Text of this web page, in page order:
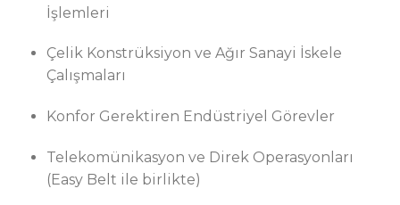
İşlemleri
Çelik Konstrüksiyon ve Ağır Sanayi İskele
Çalışmaları
Konfor Gerektiren Endüstriyel Görevler
Telekomünikasyon ve Direk Operasyonları
(Easy Belt ile birlikte)